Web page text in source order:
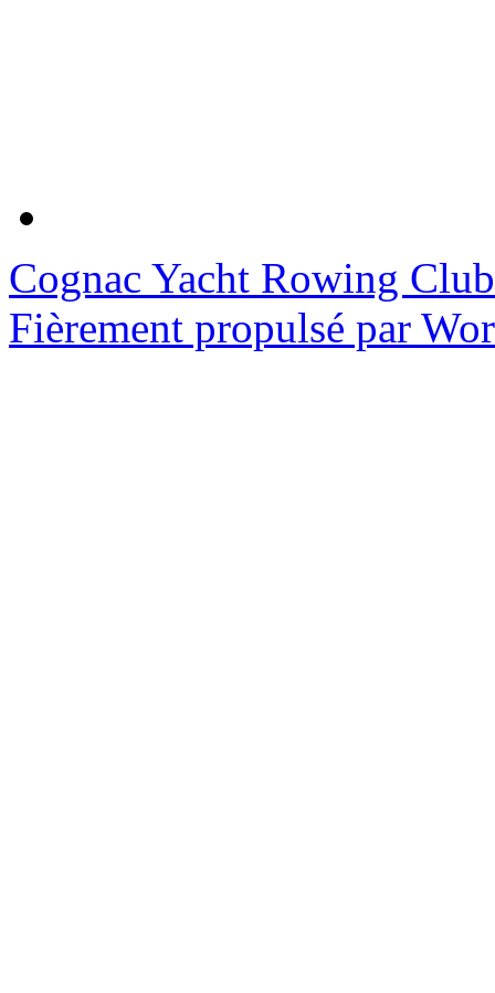
Cognac Yacht Rowing Club
Fièrement propulsé par